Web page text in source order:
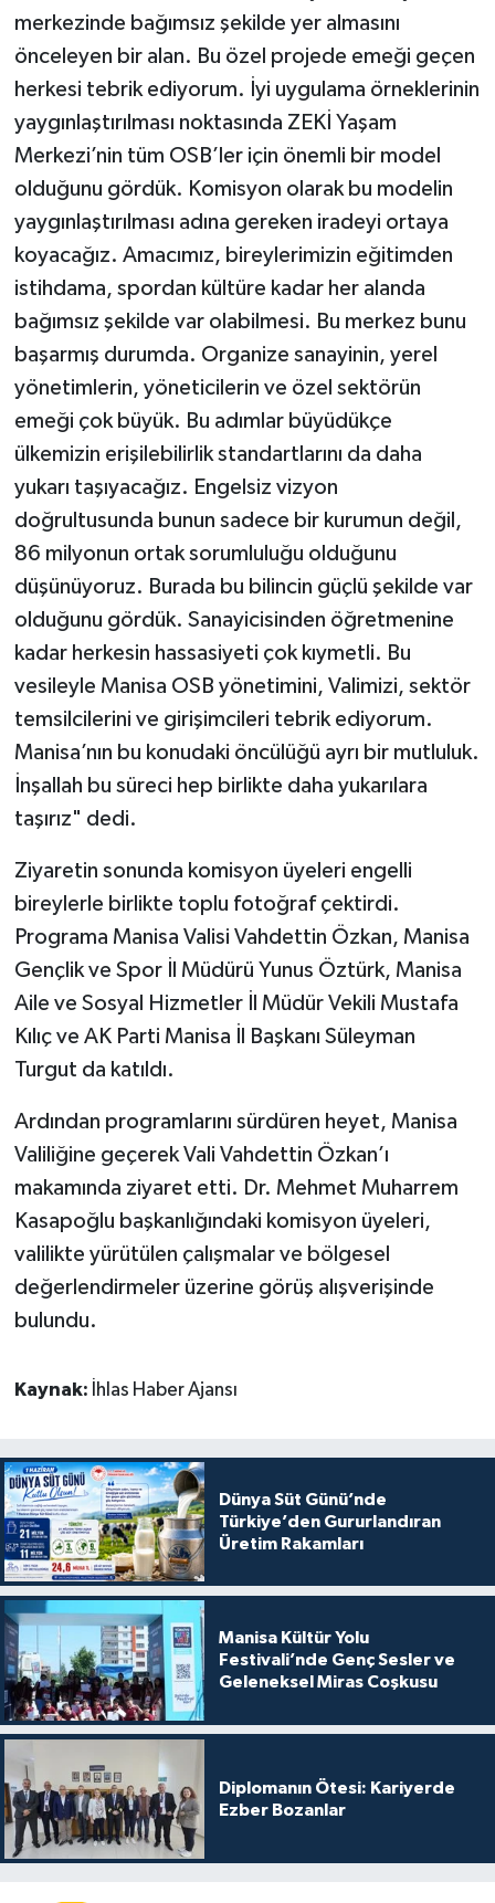
merkezinde bağımsız şekilde yer almasını
önceleyen bir alan. Bu özel projede emeği geçen
herkesi tebrik ediyorum. İyi uygulama örneklerinin
yaygınlaştırılması noktasında ZEKİ Yaşam
Merkezi’nin tüm OSB’ler için önemli bir model
olduğunu gördük. Komisyon olarak bu modelin
yaygınlaştırılması adına gereken iradeyi ortaya
koyacağız. Amacımız, bireylerimizin eğitimden
istihdama, spordan kültüre kadar her alanda
bağımsız şekilde var olabilmesi. Bu merkez bunu
başarmış durumda. Organize sanayinin, yerel
yönetimlerin, yöneticilerin ve özel sektörün
emeği çok büyük. Bu adımlar büyüdükçe
ülkemizin erişilebilirlik standartlarını da daha
yukarı taşıyacağız. Engelsiz vizyon
doğrultusunda bunun sadece bir kurumun değil,
86 milyonun ortak sorumluluğu olduğunu
düşünüyoruz. Burada bu bilincin güçlü şekilde var
olduğunu gördük. Sanayicisinden öğretmenine
kadar herkesin hassasiyeti çok kıymetli. Bu
vesileyle Manisa OSB yönetimini, Valimizi, sektör
temsilcilerini ve girişimcileri tebrik ediyorum.
Manisa’nın bu konudaki öncülüğü ayrı bir mutluluk.
İnşallah bu süreci hep birlikte daha yukarılara
taşırız" dedi.
Ziyaretin sonunda komisyon üyeleri engelli
bireylerle birlikte toplu fotoğraf çektirdi.
Programa Manisa Valisi Vahdettin Özkan, Manisa
Gençlik ve Spor İl Müdürü Yunus Öztürk, Manisa
Aile ve Sosyal Hizmetler İl Müdür Vekili Mustafa
Kılıç ve AK Parti Manisa İl Başkanı Süleyman
Turgut da katıldı.
Ardından programlarını sürdüren heyet, Manisa
Valiliğine geçerek Vali Vahdettin Özkan’ı
makamında ziyaret etti. Dr. Mehmet Muharrem
Kasapoğlu başkanlığındaki komisyon üyeleri,
valilikte yürütülen çalışmalar ve bölgesel
değerlendirmeler üzerine görüş alışverişinde
bulundu.
Kaynak: İhlas Haber Ajansı
Dünya Süt Günü’nde
Türkiye’den Gururlandıran
Üretim Rakamları
Manisa Kültür Yolu
Festivali’nde Genç Sesler ve
Geleneksel Miras Coşkusu
Diplomanın Ötesi: Kariyerde
Ezber Bozanlar